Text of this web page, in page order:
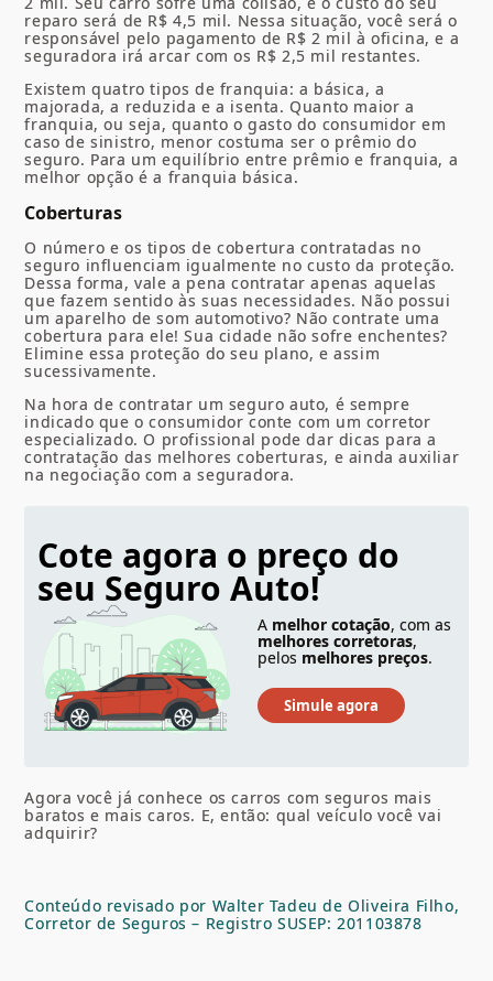
reparo será de R$ 4,5 mil. Nessa situação, você será o
responsável pelo pagamento de R$ 2 mil à oficina, e a
seguradora irá arcar com os R$ 2,5 mil restantes.
Existem quatro tipos de franquia: a básica, a
majorada, a reduzida e a isenta. Quanto maior a
franquia, ou seja, quanto o gasto do consumidor em
caso de sinistro, menor costuma ser o prêmio do
seguro. Para um equilíbrio entre prêmio e franquia, a
melhor opção é a franquia básica.
Coberturas
O número e os tipos de cobertura contratadas no
seguro influenciam igualmente no custo da proteção.
Dessa forma, vale a pena contratar apenas aquelas
que fazem sentido às suas necessidades. Não possui
um aparelho de som automotivo? Não contrate uma
cobertura para ele! Sua cidade não sofre enchentes?
Elimine essa proteção do seu plano, e assim
sucessivamente.
Na hora de contratar um seguro auto, é sempre
indicado que o consumidor conte com um corretor
especializado. O profissional pode dar dicas para a
contratação das melhores coberturas, e ainda auxiliar
na negociação com a seguradora.
Cote agora o preço do
seu Seguro Auto!
A melhor cotação, com as
melhores corretoras,
pelos melhores preços.
Agora você já conhece os carros com seguros mais
baratos e mais caros. E, então: qual veículo você vai
adquirir?
Conteúdo revisado por Walter Tadeu de Oliveira Filho,
Corretor de Seguros – Registro SUSEP: 201103878